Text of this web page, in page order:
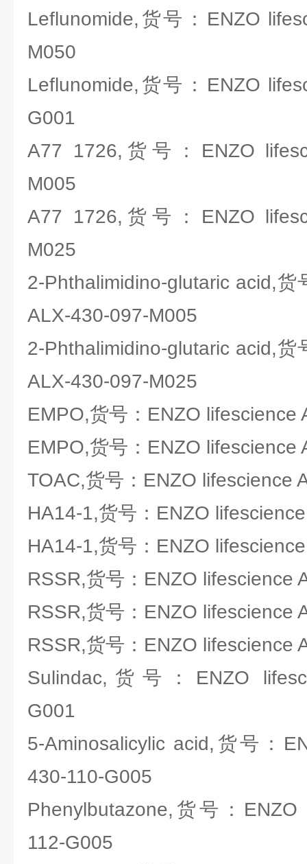
Leflunomide,货号：ENZO
M050
Leflunomide,货号：ENZO
G001
A77 1726,货号：ENZO
M005
A77 1726,货号：ENZO
M025
2-Phthalimidino-glutaric acid,货
ALX-430-097-M005
2-Phthalimidino-glutaric acid,货
ALX-430-097-M025
EMPO,货号：ENZO lifescience
EMPO,货号：ENZO lifescience
TOAC,货号：ENZO lifescience
HA14-1,货号：ENZO
HA14-1,货号：ENZO
RSSR,货号：ENZO lifescience
RSSR,货号：ENZO lifescience
RSSR,货号：ENZO lifescience
Sulindac,货号：ENZO
G001
5-Aminosalicylic acid,货号：
430-110-G005
Phenylbutazone,货号：ENZO
112-G005